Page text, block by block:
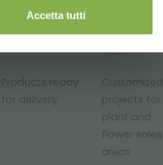
Accetta tutti
Products ready
for delivery
Customized
projects for
plant and
flower sales
areas